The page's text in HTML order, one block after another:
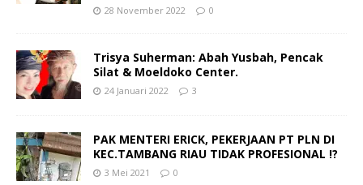
28 November 2022 0
Trisya Suherman: Abah Yusbah, Pencak
Silat & Moeldoko Center.
24 Januari 2022 3
PAK MENTERI ERICK, PEKERJAAN PT PLN DI
KEC.TAMBANG RIAU TIDAK PROFESIONAL !?
3 Mei 2021 0